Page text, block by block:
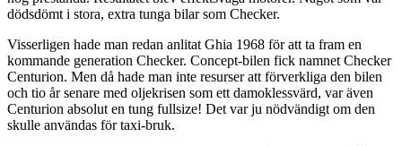
dödsdömt i stora, extra tunga bilar som Checker.
Visserligen hade man redan anlitat Ghia 1968 för att ta fram en
kommande generation Checker. Concept-bilen fick namnet Checker
Centurion. Men då hade man inte resurser att förverkliga den bilen
och tio år senare med oljekrisen som ett damoklessvärd, var även
Centurion absolut en tung fullsize! Det var ju nödvändigt om den
skulle användas för taxi-bruk.